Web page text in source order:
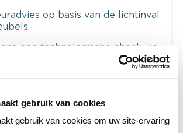
gebruik van cookies
gebruik van cookies om uw site-ervaring
op basis van de lichtinval
een technologische check-up
je kleur in de winkel